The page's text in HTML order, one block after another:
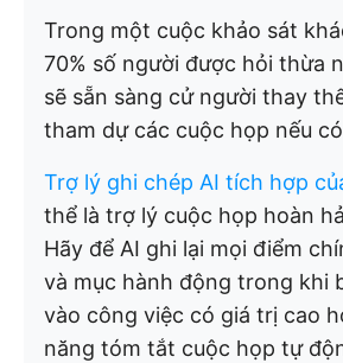
Trong một cuộc khảo sát
70% số người được hỏi thừa
sẽ sẵn sàng cử người thay
tham dự các cuộc họp nếu
Trợ lý ghi chép AI tích hợp
thể là trợ lý cuộc họp hoàn
Hãy để AI ghi lại mọi điểm
và mục hành động trong khi
vào công việc có giá trị cao
năng tóm tắt cuộc họp tự